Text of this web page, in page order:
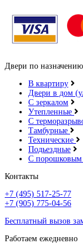
Двери по назначению
В квартиру
Двери в дом
С зеркалом
Утепленные
С
Тамбурные
Технические
Подьездные
С порошковым
Контакты
+7 (495) 517-25-77
+7 (905) 775-04-56
Бесплатный вызов
Работаем ежедневно